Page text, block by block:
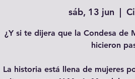
sáb, 13 jun
  |
¿Y si te dijera que la Condesa
hicieron
La historia está llena de mujeres